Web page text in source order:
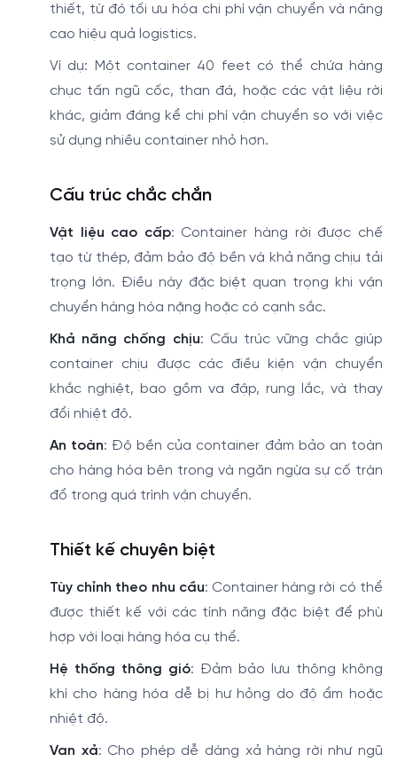
thiết, từ đó tối ưu hóa chi phí vận chuyển và nâng
cao hiệu quả logistics.
Ví dụ: Một container 40 feet có thể chứa hàng
chục tấn ngũ cốc, than đá, hoặc các vật liệu rời
khác, giảm đáng kể chi phí vận chuyển so với việc
sử dụng nhiều container nhỏ hơn.
Cấu trúc chắc chắn
Vật liệu cao cấp: Container hàng rời được chế
tạo từ thép, đảm bảo độ bền và khả năng chịu tải
trọng lớn. Điều này đặc biệt quan trọng khi vận
chuyển hàng hóa nặng hoặc có cạnh sắc.
Khả năng chống chịu: Cấu trúc vững chắc giúp
container chịu được các điều kiện vận chuyển
khắc nghiệt, bao gồm va đập, rung lắc, và thay
đổi nhiệt độ.
An toàn: Độ bền của container đảm bảo an toàn
cho hàng hóa bên trong và ngăn ngừa sự cố tràn
đổ trong quá trình vận chuyển.
Thiết kế chuyên biệt
Tùy chỉnh theo nhu cầu: Container hàng rời có thể
được thiết kế với các tính năng đặc biệt để phù
hợp với loại hàng hóa cụ thể.
Hệ thống thông gió: Đảm bảo lưu thông không
khí cho hàng hóa dễ bị hư hỏng do độ ẩm hoặc
nhiệt độ.
Van xả: Cho phép dễ dàng xả hàng rời như ngũ